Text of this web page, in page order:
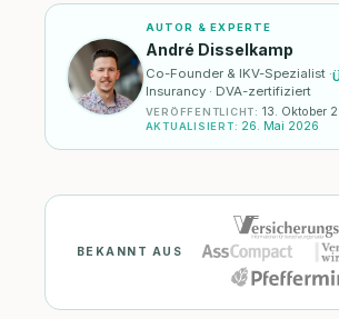
AUTOR & EXPERTE
André Disselkamp
Co-Founder & IKV-Spezialist ·
Insurancy · DVA-zertifiziert
VERÖFFENTLICHT: 13. Oktober
AKTUALISIERT: 26. Mai 2026
BEKANNT AUS